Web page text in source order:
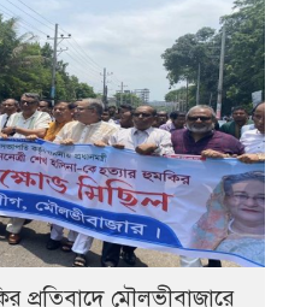
প্রতিবাদে মৌলভীবাজারে